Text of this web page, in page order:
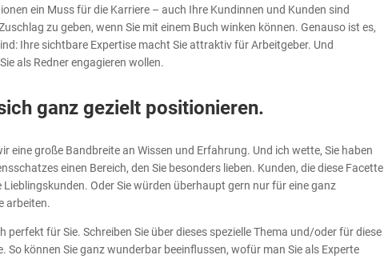
ein Muss für die Karriere – auch Ihre Kundinnen und Kunden sind
zu geben, wenn Sie mit einem Buch winken können. Genauso ist es,
Ihre sichtbare Expertise macht Sie attraktiv für Arbeitgeber. Und
als Redner engagieren wollen.
ganz gezielt positionieren.
eine große Bandbreite an Wissen und Erfahrung. Und ich wette, Sie haben
einen Bereich, den Sie besonders lieben. Kunden, die diese Facette
Oder Sie würden überhaupt gern nur für eine ganz
arbeiten.
perfekt für Sie. Schreiben Sie über dieses spezielle Thema und/oder für diese
So können Sie ganz wunderbar beeinflussen, wofür man Sie als Experte